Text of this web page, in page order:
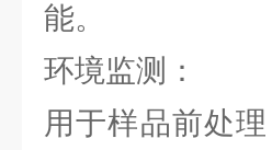
能。
环境监测：
用于样品前处